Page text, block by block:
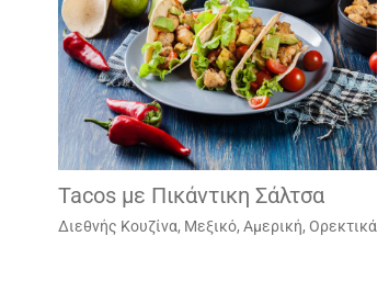
Tacos με Πικάντικη Σάλτσα
Διεθνής Κουζίνα, Μεξικό, Αμερική, Ορεκτικά